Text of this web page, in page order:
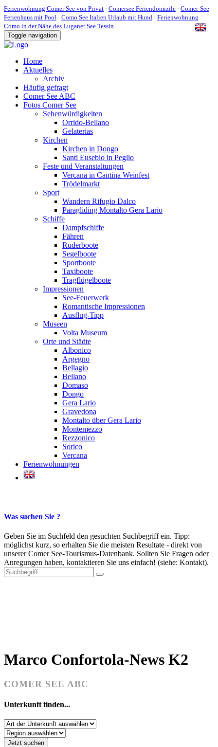
Ferienwohnung Comer See von Privat · Comersee Feriendomizile · Comer-See
Ferienhaus mit Pool · Como See Italien Urlaub mit Hund · Ferienwohnung
Como in der Nähe des Luganer See Tessin·
Toggle navigation
Home
Aktuelles
Archiv
Häufig gefragt
Comer See ABC
Fotos Comer See
Sehenwürdigkeiten
Orrido-Bellano
Gelaterias
Kirchen
Kirchen in Dongo
Santi Eusebio in Peglio
Feste und Veranstaltungen
Vercana in Cantina Weinfest
Trödelmarkt
Sport
Wandern Rifugio Dalco
Paragliding Montalto Gera Lario
Schiffe
Dampfschiffe
Fähren
Ruderboote
Segelboote
Sportboote
Taxiboote
Tragflügelboote
Impressionen
See-Feuerwerk
Romantische Impressionen
Ausflug-Tipp
Museen
Volta Museum
Orte und Städte
Albonico
Argegno
Bellagio
Bellano
Domaso
Dongo
Gera Lario
Gravedona
Montalto über Gera Lario
Montemezzo
Rezzonico
Sorico
Vercana
Ferienwohnungen
Was suchen Sie ?
Geben Sie im Suchfeld den gesuchten Suchbegriff ein. Tipp:
möglichst kurz, so erhalten Sie die meisten Resultate - direkt von
unserer Comer See-Tourismus-Datenbank. Sollten Sie Fragen oder
Anregungen haben, kontaktieren Sie uns einfach! (siehe: Kontakt).
Marco Confortola-News K2
COMER SEE ABC
Unterkunft finden...
Jetzt suchen